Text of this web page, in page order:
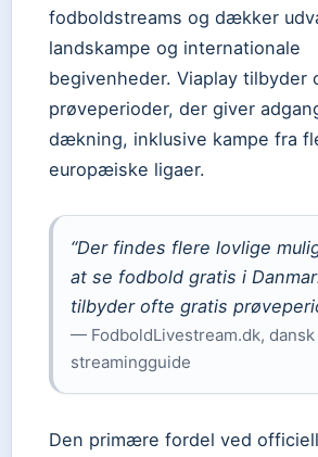
fodboldstreams og dækker
landskampe og internationale
begivenheder. Viaplay tilbyder
prøveperioder, der giver
dækning, inklusive kampe fra
europæiske ligaer.
“Der findes flere lovlige
at se fodbold gratis i
tilbyder ofte gratis
— FodboldLivestream.dk, dansk
streamingguide
Den primære fordel ved